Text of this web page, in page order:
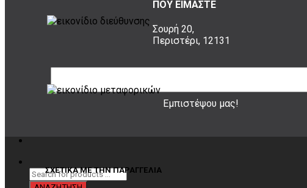
ΠΟΥ ΕΙΜΑΣΤΕ
Σουρή 20,
Περιστέρι, 12131
Εμπιστέψου μας!
ΣΧΕΤΙΚΑ ΜΕ ΤΗΝ ΠΑΡΑΓΓΕΛΙΑ